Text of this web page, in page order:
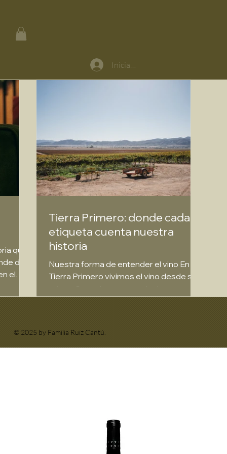
Iniciar sesión
de
el
y el
a
casa,
Tierra Primero: donde cada
etiqueta cuenta nuestra
historia
Nuestra forma de entender el vino En
Tierra Primero vivimos el vino desde su
origen.Cosechamos, producimos,
© 2025 by Familia Ruiz Cantú.